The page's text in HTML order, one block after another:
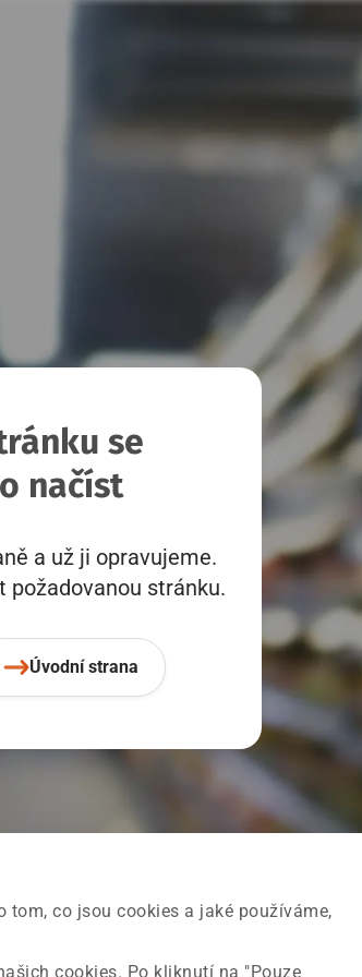
tom, co jsou cookies a jaké používáme,
cookies. Po kliknutí na "Pouze
se
načíst
a už ji opravujeme.
požadovanou stránku.
Úvodní strana